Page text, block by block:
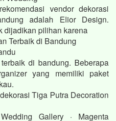
vendor dekorasi
adalah Elior Design.
dijadikan pilihan karena
Terbaik di Bandung
di bandung. Beberapa
yang memiliki paket
Tiga Putra Decoration
Gallery · Magenta